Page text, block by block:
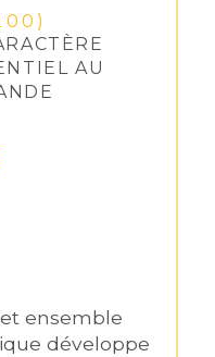
AU
ensemble
développe